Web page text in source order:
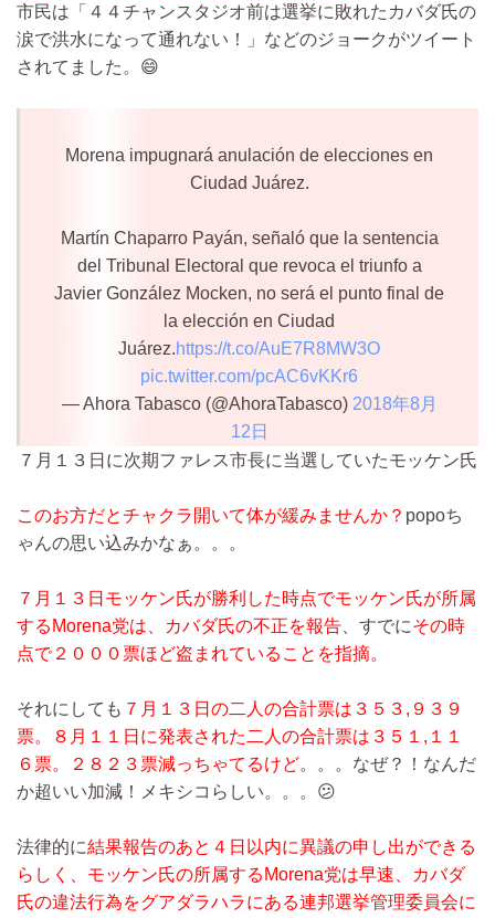
市民は「４４チャンスタジオ前は選挙に敗れたカバダ氏の
涙で洪水になって通れない！」などのジョークがツイート
されてました。😄
Morena impugnará anulación de elecciones en
Ciudad Juárez.
Martín Chaparro Payán, señaló que la sentencia
del Tribunal Electoral que revoca el triunfo a
Javier González Mocken, no será el punto final de
la elección en Ciudad
Juárez.https://t.co/AuE7R8MW3O
pic.twitter.com/pcAC6vKKr6
— Ahora Tabasco (@AhoraTabasco) 2018年8月
12日
７月１３日に次期ファレス市長に当選していたモッケン氏
このお方だとチャクラ開いて体が緩みませんか？ popoち
ゃんの思い込みかなぁ。。。
７月１３日モッケン氏が勝利した時点でモッケン氏が所属
するMorena党は、カバダ氏の不正を報告 、すでにその時
点で２０００票ほど盗まれていることを指摘。
それにしても ７月１３日の二人の合計票は３５３,９３９
票。８月１１日に発表された二人の合計票は３５１,１１
６票。２８２３票減っちゃてるけど。。。なぜ？！なんだ
か超いい加減！メキシコらしい。。。😕
法律的に結果報告のあと４日以内に異議の申し出ができる
らしく、モッケン氏の所属するMorena党は早速、カバダ
氏の違法行為をグアダラハラにある連邦選挙管理委員会に